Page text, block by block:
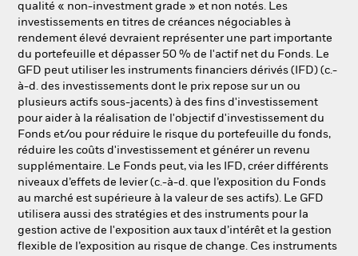
qualité « non-investment grade » et non notés. Les
investissements en titres de créances négociables à
rendement élevé devraient représenter une part importante
du portefeuille et dépasser 50 % de l'actif net du Fonds. Le
GFD peut utiliser les instruments financiers dérivés (IFD) (c.-
à-d. des investissements dont le prix repose sur un ou
plusieurs actifs sous-jacents) à des fins d'investissement
pour aider à la réalisation de l'objectif d'investissement du
Fonds et/ou pour réduire le risque du portefeuille du fonds,
réduire les coûts d'investissement et générer un revenu
supplémentaire. Le Fonds peut, via les IFD, créer différents
niveaux d’effets de levier (c.-à-d. que l’exposition du Fonds
au marché est supérieure à la valeur de ses actifs). Le GFD
utilisera aussi des stratégies et des instruments pour la
gestion active de l'exposition aux taux d’intérêt et la gestion
flexible de l’exposition au risque de change. Ces instruments